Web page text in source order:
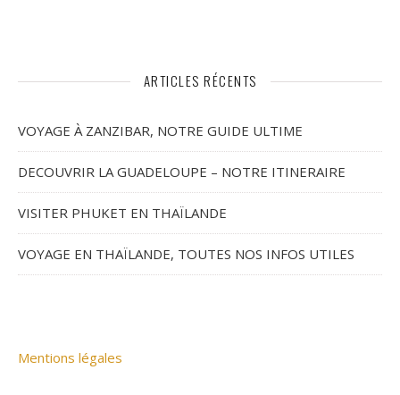
ARTICLES RÉCENTS
VOYAGE À ZANZIBAR, NOTRE GUIDE ULTIME
DECOUVRIR LA GUADELOUPE – NOTRE ITINERAIRE
VISITER PHUKET EN THAÏLANDE
VOYAGE EN THAÏLANDE, TOUTES NOS INFOS UTILES
Mentions légales